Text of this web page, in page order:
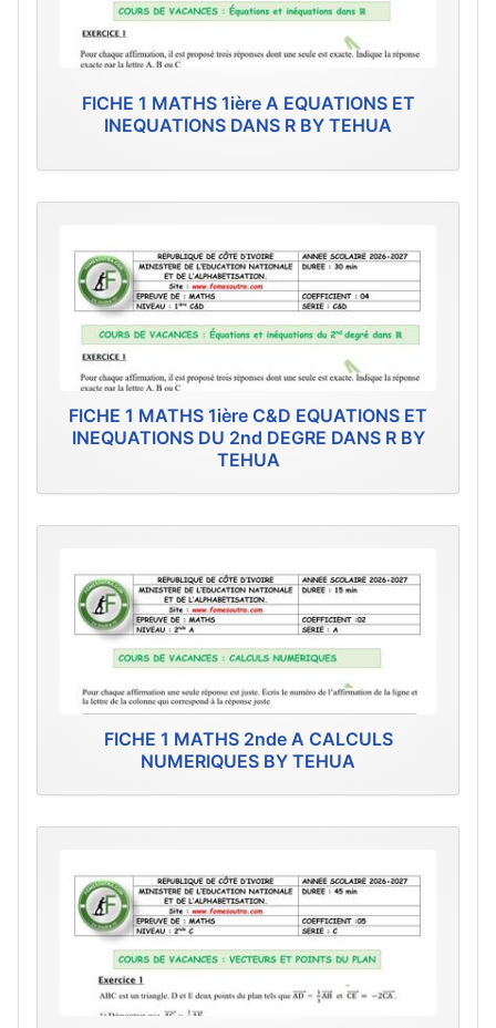
FICHE 1 MATHS 1ière A EQUATIONS ET
INEQUATIONS DANS R BY TEHUA
FICHE 1 MATHS 1ière C&D EQUATIONS ET
INEQUATIONS DU 2nd DEGRE DANS R BY
TEHUA
FICHE 1 MATHS 2nde A CALCULS
NUMERIQUES BY TEHUA